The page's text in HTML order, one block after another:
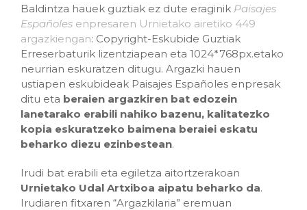
Baldintza hauek guztiak ez dute eraginik Paisajes
Españoles enpresaren Urnietako airetiko 449
argazkiengan: Copyright-Eskubide Guztiak
Erreserbaturik lizentziapean eta 1024*768px.etako
neurrian eskuratzen ditugu. Argazki hauen
ustiapen eskubideak Paisajes Españoles enpresak
ditu eta beraien argazkiren bat edozein
lanetarako erabili nahiko bazenu, kalitatezko
kopia eskuratzeko baimena beraiei eskatu
beharko diezu ezinbestean.
Irudi bat erabili eta egiletza aitortzerakoan
Urnietako Udal Artxiboa aipatu beharko da.
Irudiaren fitxaren “Argazkilaria” eremuan